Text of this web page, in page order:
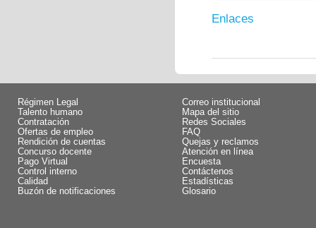
Enlaces
Régimen Legal
Talento humano
Contratación
Ofertas de empleo
Rendición de cuentas
Concurso docente
Pago Virtual
Control interno
Calidad
Buzón de notificaciones
Correo institucional
Mapa del sitio
Redes Sociales
FAQ
Quejas y reclamos
Atención en línea
Encuesta
Contáctenos
Estadísticas
Glosario